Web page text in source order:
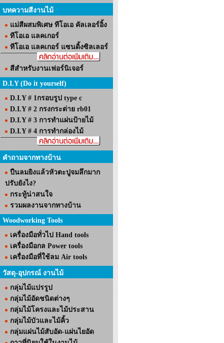
บทความสีงานไม้
แม่สีผสมพิเศษ ทีโอเอ คัลเลอร์อิ้ง
ทีโอเอ แลคเกอร์
ทีโอเอ แลคเกอร์ แซนดิ้งซิลเลอร์
สีสำหรับงานเฟอร์นิเจอร์
D.I.Y (Do it yourself)
D.I.Y # 1กรอบรูป type c
D.I.Y # 2 กรงกระต่าย rb01
D.I.Y # 3 การทำแผ่นป้ายไม้
D.I.Y # 4 การทำกล่องไม้
คำถามจากทางบ้าน
ปืนลมยิงแล้วหัวตะปูจมลึกมาก
ปรับยังไง?
กระทู้น่าสนใจ
รวมผลงานจากทางบ้าน
Woodworking Tools
เครื่องมือทั่วไป Hand tools
เครื่องมือกล Power tools
เครื่องมือที่ใช้ลม Air tools
วัสดุ-อุปกรณ์ งานไม้
กลุ่มไม้แปรรูป
กลุ่มไม้อัดชนิดต่างๆ
กลุ่มไม้โครงและไม้ประสาน
กลุ่มไม้บัวและไม้คิ้ว
กลุ่มแผ่นไม้สับอัด-แผ่นไยอัด